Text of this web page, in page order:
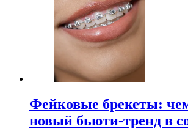
Фейковые брекеты:
новый бьюти-тренд в